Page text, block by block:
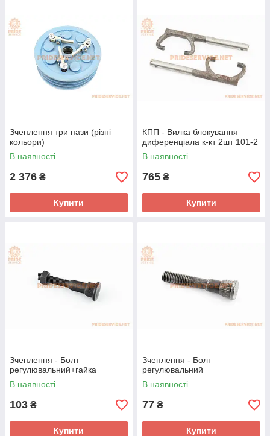
Зчеплення три пази (різні
кольори)
В наявності
2 376 ₴
Купити
КПП - Вилка блокування
диференціала к-кт 2шт 101-2
В наявності
765 ₴
Купити
Зчеплення - Болт
регулювальний+гайка
В наявності
103 ₴
Купити
Зчеплення - Болт
регулювальний
В наявності
77 ₴
Купити